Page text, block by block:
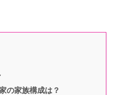
の家族構成は？